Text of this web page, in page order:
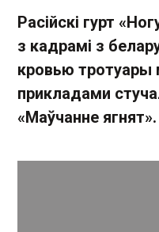
Расійскі гурт
з кадрамі з
кровью
прикладами
«Маўчанне ягнят».